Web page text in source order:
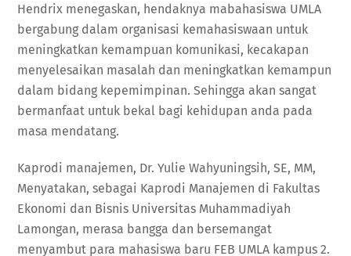
Hendrix menegaskan, hendaknya mabahasiswa UMLA
bergabung dalam organisasi kemahasiswaan untuk
meningkatkan kemampuan komunikasi, kecakapan
menyelesaikan masalah dan meningkatkan kemampun
dalam bidang kepemimpinan. Sehingga akan sangat
bermanfaat untuk bekal bagi kehidupan anda pada
masa mendatang.
Kaprodi manajemen, Dr. Yulie Wahyuningsih, SE, MM,
Menyatakan, sebagai Kaprodi Manajemen di Fakultas
Ekonomi dan Bisnis Universitas Muhammadiyah
Lamongan, merasa bangga dan bersemangat
menyambut para mahasiswa baru FEB UMLA kampus 2.